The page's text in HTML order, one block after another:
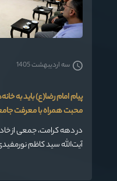
پیام امام رضا(ع) باید به
محبت همراه با معرفت
در دهه کرامت، جمعی از
آیت‌الله سید کاظم
گلستان و امام جمعه
این دیدار با تقدیر از
سه اردیبهشت 1405